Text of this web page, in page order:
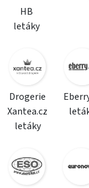
HB
letáky
Drogerie
Xantea.cz
letáky